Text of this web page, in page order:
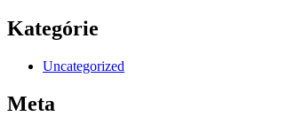
Kategórie
Uncategorized
Meta